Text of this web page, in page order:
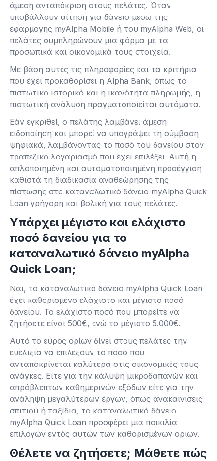
άμεση ανταπόκριση στους πελάτες. Όταν
υποβάλλουν αίτηση για δάνειο μέσω της
εφαρμογής myAlpha Mobile ή του myAlpha Web, οι
πελάτες συμπληρώνουν μια φόρμα με τα
προσωπικά και οικονομικά τους στοιχεία.
Με βάση αυτές τις πληροφορίες και τα κριτήρια
που έχει προκαθορίσει η Alpha Bank, όπως το
πιστωτικό ιστορικό και η ικανότητα πληρωμής, η
πιστωτική ανάλυση πραγματοποιείται αυτόματα.
Εάν εγκριθεί, ο πελάτης λαμβάνει άμεση
ειδοποίηση και μπορεί να υπογράψει τη σύμβαση
ψηφιακά, λαμβάνοντας το ποσό του δανείου στον
τραπεζικό λογαριασμό που έχει επιλέξει. Αυτή η
απλοποιημένη και αυτοματοποιημένη προσέγγιση
καθιστά τη διαδικασία αναθεώρησης της
πίστωσης στο καταναλωτικό δάνειο myAlpha Quick
Loan γρήγορη και βολική για τους πελάτες.
Υπάρχει μέγιστο και ελάχιστο
ποσό δανείου για το
καταναλωτικό δάνειο myAlpha
Quick Loan;
Ναι, το καταναλωτικό δάνειο myAlpha Quick Loan
έχει καθορισμένο ελάχιστο και μέγιστο ποσό
δανείου. Το ελάχιστο ποσό που μπορείτε να
ζητήσετε είναι 500€, ενώ το μέγιστο 5.000€.
Αυτό το εύρος ορίων δίνει στους πελάτες την
ευελιξία να επιλέξουν το ποσό που
ανταποκρίνεται καλύτερα στις οικονομικές τους
ανάγκες. Είτε για την κάλυψη μικροδαπανών και
απρόβλεπτων καθημερινών εξόδων είτε για την
ανάληψη μεγαλύτερων έργων, όπως ανακαινίσεις
σπιτιού ή ταξίδια, το καταναλωτικό δάνειο
myAlpha Quick Loan προσφέρει μια ποικιλία
επιλογών εντός αυτών των καθορισμένων ορίων.
Θέλετε να ζητήσετε; Μάθετε πώς